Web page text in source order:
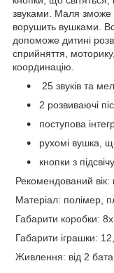
звуками. Маля зможе
ворушить вушками.
допоможе дитині
сприйняття,
координацію.
25 звуків та
2 розвиваючі
поступова
рухомі вушка,
кнопки з
Рекомендований вік:
Матеріал: полімер,
Габарити коробки:
Габарити іграшки:
Живлення: від 2